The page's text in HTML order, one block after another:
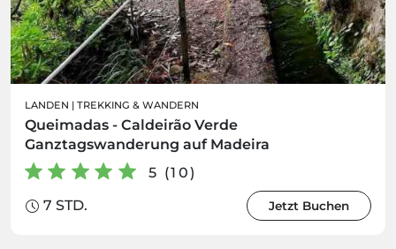
LANDEN | TREKKING & WANDERN
Queimadas - Caldeirão Verde
Ganztagswanderung auf Madeira
5 (10)
7 STD.
Jetzt Buchen